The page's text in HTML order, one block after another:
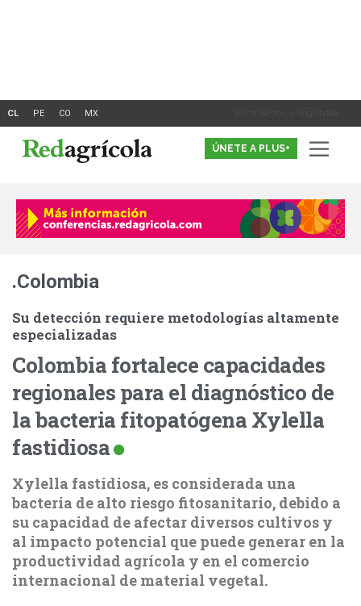
Inicia Sesión o Registrate
ÚNETE A PLUS+
.Colombia
Su detección requiere metodologías altamente
especializadas
Colombia fortalece capacidades
regionales para el diagnóstico de
la bacteria fitopatógena Xylella
fastidiosa
Xylella fastidiosa, es considerada una
bacteria de alto riesgo fitosanitario, debido a
su capacidad de afectar diversos cultivos y
al impacto potencial que puede generar en la
productividad agrícola y en el comercio
internacional de material vegetal.